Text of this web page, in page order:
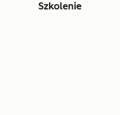
Szkolenie